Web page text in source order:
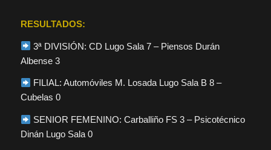
RESULTADOS:
3ª DIVISIÓN: CD Lugo Sala 7 – Piensos Durán
Albense 3
FILIAL: Automóviles M. Losada Lugo Sala B 8 –
Cubelas 0
SENIOR FEMENINO: Carballiño FS 3 – Psicotécnico
Dinán Lugo Sala 0